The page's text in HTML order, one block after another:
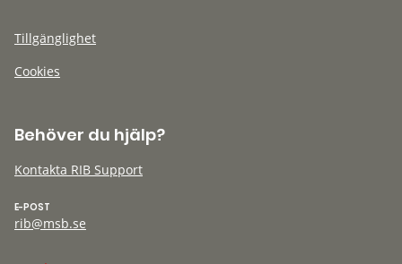
Tillgänglighet
Cookies
Behöver du hjälp?
Kontakta RIB Support
E-POST
rib@msb.se